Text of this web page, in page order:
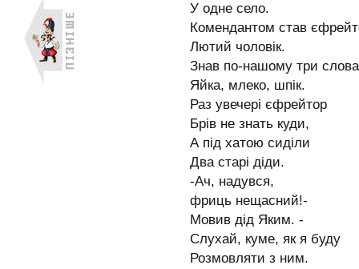
У одне село.
Комендантом став
Лютий чоловік.
Знав по-нашому три
Яйка, млеко, шпік.
Раз увечері єфрейтор
Брів не знать куди,
А під хатою сиділи
Два старі діди.
-Ач, надувся,
фриць нещасний!-
Мовив дід Яким. -
Слухай, куме, як я буду
Розмовляти з ним.